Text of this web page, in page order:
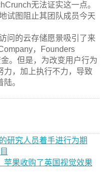
无法证实这一点。
试图阻止其团队成员今天
问的云存储愿景吸引了来
，Founders
。但是，为改变用户行为
力，加上执行不力，导致
。
研究人员着手进行为期
苹果收购了英国视觉效果